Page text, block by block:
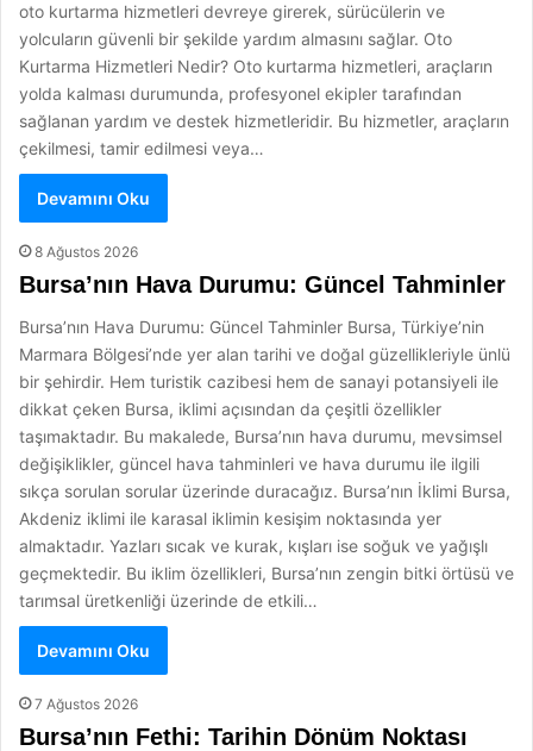
oto kurtarma hizmetleri devreye girerek, sürücülerin ve
yolcuların güvenli bir şekilde yardım almasını sağlar. Oto
Kurtarma Hizmetleri Nedir? Oto kurtarma hizmetleri, araçların
yolda kalması durumunda, profesyonel ekipler tarafından
sağlanan yardım ve destek hizmetleridir. Bu hizmetler, araçların
çekilmesi, tamir edilmesi veya…
Devamını Oku
8 Ağustos 2026
Bursa’nın Hava Durumu: Güncel Tahminler
Bursa’nın Hava Durumu: Güncel Tahminler Bursa, Türkiye’nin
Marmara Bölgesi’nde yer alan tarihi ve doğal güzellikleriyle ünlü
bir şehirdir. Hem turistik cazibesi hem de sanayi potansiyeli ile
dikkat çeken Bursa, iklimi açısından da çeşitli özellikler
taşımaktadır. Bu makalede, Bursa’nın hava durumu, mevsimsel
değişiklikler, güncel hava tahminleri ve hava durumu ile ilgili
sıkça sorulan sorular üzerinde duracağız. Bursa’nın İklimi Bursa,
Akdeniz iklimi ile karasal iklimin kesişim noktasında yer
almaktadır. Yazları sıcak ve kurak, kışları ise soğuk ve yağışlı
geçmektedir. Bu iklim özellikleri, Bursa’nın zengin bitki örtüsü ve
tarımsal üretkenliği üzerinde de etkili…
Devamını Oku
7 Ağustos 2026
Bursa’nın Fethi: Tarihin Dönüm Noktası